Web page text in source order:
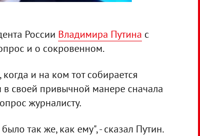
России Владимира Путина с
и о сокровенном.
и на ком тот собирается
в своей привычной манере сначала
журналисту.
так же, как ему", - сказал Путин.